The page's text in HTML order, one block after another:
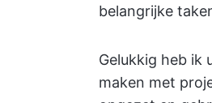
belangrijke
Gelukkig heb ik
maken met